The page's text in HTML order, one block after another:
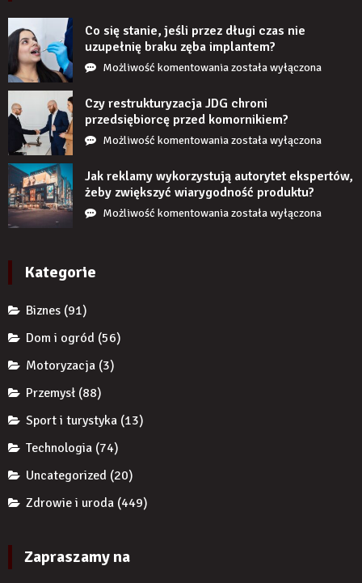
zamontowaniu?
Co się stanie, jeśli przez długi czas nie
uzupełnię braku zęba implantem?
Możliwość komentowaniaCo
stanie,
jeśli
przez
czas
nie
uzupełnię
braku
została wyłączona
Czy restrukturyzacja JDG chroni
przedsiębiorcę przed komornikiem?
Możliwość komentowaniaCzy
JDG
chroni
przedsiębiorcę
została wyłączona
Jak reklamy wykorzystują autorytet ekspertów,
żeby zwiększyć wiarygodność produktu?
Możliwość komentowaniaJak
została wyłączona
Kategorie
Biznes (91)
Dom i ogród (56)
Motoryzacja (3)
Przemysł (88)
Sport i turystyka (13)
Technologia (74)
Uncategorized (20)
Zdrowie i uroda (449)
Zapraszamy na